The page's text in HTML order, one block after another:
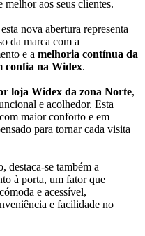
melhor aos seus clientes.
nova abertura representa
da marca com a
e a melhoria contínua da
confia na Widex.
loja Widex da zona Norte,
e acolhedor. Esta
maior conforto e em
para tornar cada visita
destaca-se também a
à porta, um fator que
e acessível,
e facilidade no